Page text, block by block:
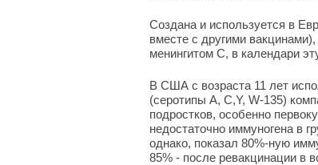
Создана и используется в
вместе с другими
менингитом С, в календари
В США с возраста 11 лет
(серотипы A, C,Y, W-135)
подростков, особенно
недостаточно иммуногена в
однако, показал 80%-ную
85% - после ревакцинации в